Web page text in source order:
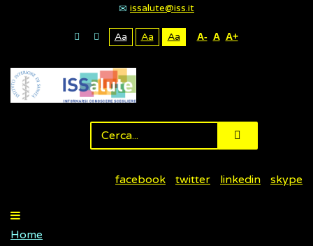
issalute@iss.it
Aa Aa Aa A- A A+
facebook twitter linkedin skype
Home